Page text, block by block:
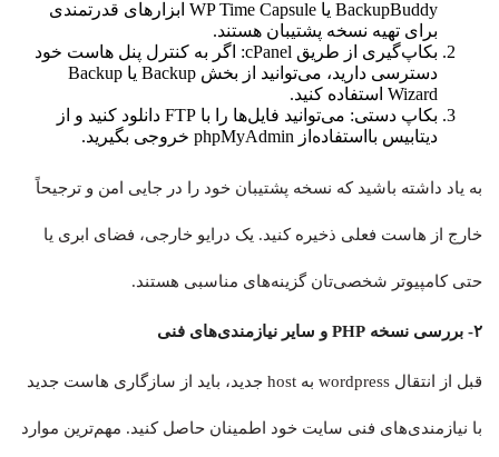
BackupBuddy یا WP Time Capsule ابزارهای قدرتمندی
برای تهیه نسخه پشتیبان هستند.
بکاپ‌گیری از طریق cPanel: اگر به کنترل پنل هاست خود
دسترسی دارید، می‌توانید از بخش Backup یا Backup
Wizard استفاده کنید.
بکاپ دستی: می‌توانید فایل‌ها را با FTP دانلود کنید و از
دیتابیس بااستفاده‌از phpMyAdmin خروجی بگیرید.
به یاد داشته باشید که نسخه پشتیبان خود را در جایی امن و ترجیحاً
خارج از هاست فعلی ذخیره کنید. یک درایو خارجی، فضای ابری یا
حتی کامپیوتر شخصی‌تان گزینه‌های مناسبی هستند.
۲- بررسی نسخه PHP و سایر نیازمندی‌های فنی
قبل از انتقال wordpress به host جدید، باید از سازگاری هاست جدید
با نیازمندی‌های فنی سایت خود اطمینان حاصل کنید. مهم‌ترین موارد